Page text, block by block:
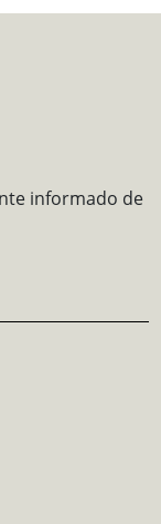
informado de